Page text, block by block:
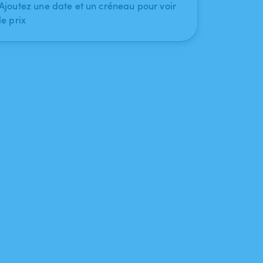
une date et un créneau pour voir
prix